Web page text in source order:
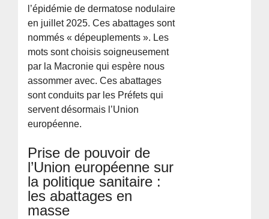
l’épidémie de dermatose nodulaire
en juillet 2025. Ces abattages sont
nommés « dépeuplements ». Les
mots sont choisis soigneusement
par la Macronie qui espère nous
assommer avec. Ces abattages
sont conduits par les Préfets qui
servent désormais l’Union
européenne.
Prise de pouvoir de
l’Union européenne sur
la politique sanitaire :
les abattages en
masse